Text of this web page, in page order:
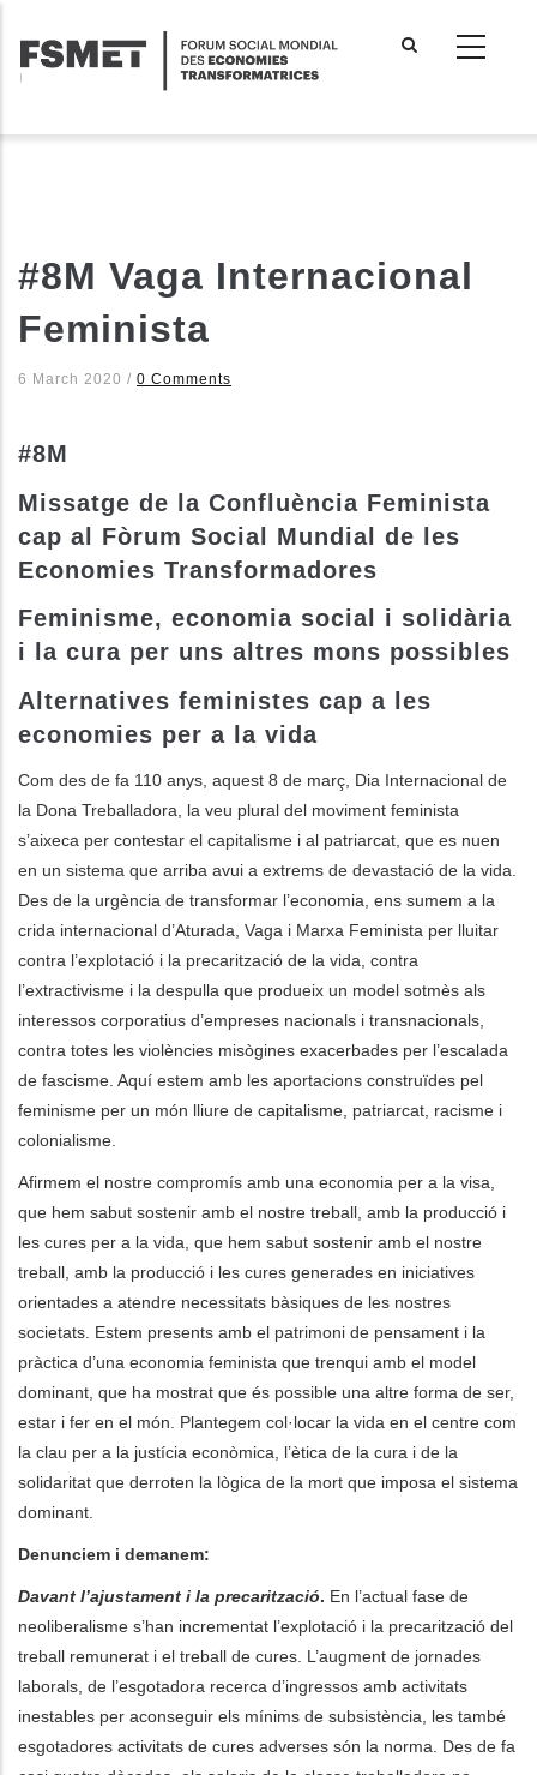
contenu
#8M Vaga Internacional
Feminista
6 March 2020 / 0 Comments
#8M
Missatge de la Confluència Feminista
cap al Fòrum Social Mundial de les
Economies Transformadores
Feminisme, economia social i solidària
i la cura per uns altres mons possibles
Alternatives feministes cap a les
economies per a la vida
Com des de fa 110 anys, aquest 8 de març, Dia Internacional de
la Dona Treballadora, la veu plural del moviment feminista
s’aixeca per contestar el capitalisme i al patriarcat, que es nuen
en un sistema que arriba avui a extrems de devastació de la vida.
Des de la urgència de transformar l’economia, ens sumem a la
crida internacional d’Aturada, Vaga i Marxa Feminista per lluitar
contra l’explotació i la precarització de la vida, contra
l’extractivisme i la despulla que produeix un model sotmès als
interessos corporatius d’empreses nacionals i transnacionals,
contra totes les violències misògines exacerbades per l’escalada
de fascisme. Aquí estem amb les aportacions construïdes pel
feminisme per un món lliure de capitalisme, patriarcat, racisme i
colonialisme.
Afirmem el nostre compromís amb una economia per a la visa,
que hem sabut sostenir amb el nostre treball, amb la producció i
les cures per a la vida, que hem sabut sostenir amb el nostre
treball, amb la producció i les cures generades en iniciatives
orientades a atendre necessitats bàsiques de les nostres
societats. Estem presents amb el patrimoni de pensament i la
pràctica d’una economia feminista que trenqui amb el model
dominant, que ha mostrat que és possible una altre forma de ser,
estar i fer en el món. Plantegem col·locar la vida en el centre com
la clau per a la justícia econòmica, l’ètica de la cura i de la
solidaritat que derroten la lògica de la mort que imposa el sistema
dominant.
Denunciem i demanem:
Davant l’ajustament i la precarització. En l’actual fase de
neoliberalisme s’han incrementat l’explotació i la precarització del
treball remunerat i el treball de cures. L’augment de jornades
laborals, de l’esgotadora recerca d’ingressos amb activitats
inestables per aconseguir els mínims de subsistència, les també
esgotadores activitats de cures adverses són la norma. Des de fa